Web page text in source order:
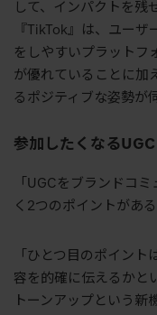
して、インパクトを残
『TikTok』は、ユー
をしやすいプラットフ
が優れていることに加
るポジティブな姿勢が
参加したくなる
「UGCをブランドコ
く2つのポイントがあ
「ひとつ目のポイン
容を的確に伝えるかと
トーンアップという新